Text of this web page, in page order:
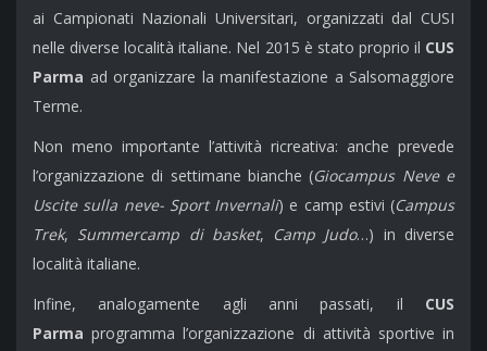
ai Campionati Nazionali Universitari, organizzati dal CUSI
nelle diverse località italiane. Nel 2015 è stato proprio il CUS
Parma ad organizzare la manifestazione a Salsomaggiore
Terme.
Non meno importante l’attività ricreativa: anche prevede
l’organizzazione di settimane bianche (Giocampus Neve e
Uscite sulla neve- Sport Invernali) e camp estivi (Campus
Trek, Summercamp di basket, Camp Judo…) in diverse
località italiane.
Infine, analogamente agli anni passati, il CUS
Parma programma l’organizzazione di attività sportive in